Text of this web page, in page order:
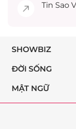
Tin Sao
SHOWBIZ
ĐỜI SỐNG
MẬT NGỮ